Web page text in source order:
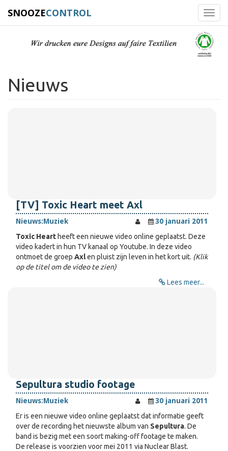
SNOOZECONTROL
Nieuws
[TV] Toxic Heart meet Axl
Nieuws:Muziek
30 januari 2011
Toxic Heart heeft een nieuwe video online geplaatst. Deze
video kadert in hun TV kanaal op Youtube. In deze video
ontmoet de groep Axlen pluist zijn leven in het kort uit. (Klik
op de titel om de video te zien)
Lees meer...
Sepultura studio footage
Nieuws:Muziek
30 januari 2011
Er is een nieuwe video online geplaatst dat informatie geeft
over de recording het nieuwste album van Sepultura. De
band is bezig met een soort making-off footage te maken.
De release is voorzien voor mei 2011 via Nuclear Blast.